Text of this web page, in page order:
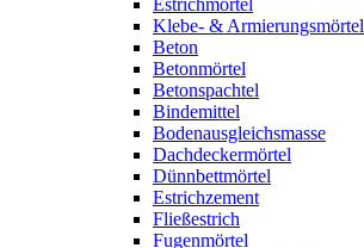
Estrichmörtel
Klebe- & Armierungsmörtel
Beton
Betonmörtel
Betonspachtel
Bindemittel
Bodenausgleichsmasse
Dachdeckermörtel
Dünnbettmörtel
Estrichzement
Fließestrich
Fugenmörtel